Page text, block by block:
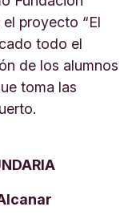
proyecto “El
todo el
de los alumnos
toma las